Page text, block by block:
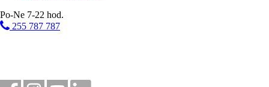
Po-Ne 7-22 hod.
255 787 787